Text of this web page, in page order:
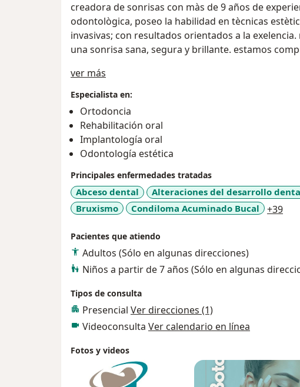
creadora de sonrisas con màs de 9 años de
odontològica, poseo la habilidad en tècnicas
invasivas; con resultados orientados a la
una sonrisa sana, segura y brillante. estamos
ver más
Especialista en:
Ortodoncia
Rehabilitación oral
Implantología oral
Odontología estética
Principales enfermedades tratadas
Abceso dental Alteraciones del desarrollo
Bruxismo
Condiloma Acuminado Bucal +39
Pacientes que atiendo
Adultos (Sólo en algunas direcciones)
Niños a partir de 7 años (Sólo en algunas
Tipos de consulta
Presencial Ver direcciones (1)
Videoconsulta Ver calendario en línea
Fotos y videos